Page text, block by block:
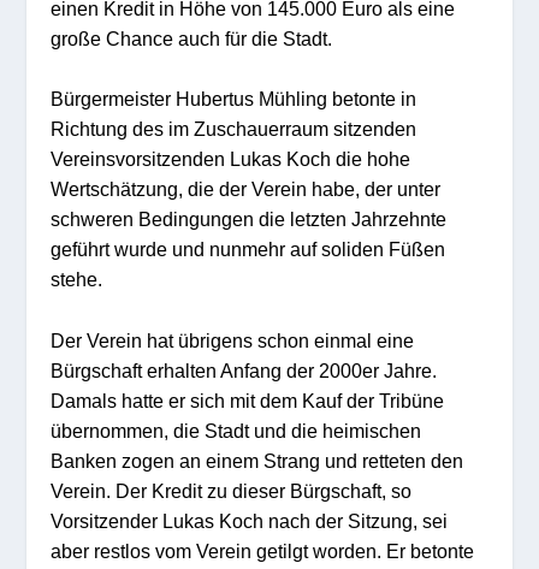
einen Kredit in Höhe von 145.000 Euro als eine
große Chance auch für die Stadt.
Bürgermeister Hubertus Mühling betonte in
Richtung des im Zuschauerraum sitzenden
Vereinsvorsitzenden Lukas Koch die hohe
Wertschätzung, die der Verein habe, der unter
schweren Bedingungen die letzten Jahrzehnte
geführt wurde und nunmehr auf soliden Füßen
stehe.
Der Verein hat übrigens schon einmal eine
Bürgschaft erhalten Anfang der 2000er Jahre.
Damals hatte er sich mit dem Kauf der Tribüne
übernommen, die Stadt und die heimischen
Banken zogen an einem Strang und retteten den
Verein. Der Kredit zu dieser Bürgschaft, so
Vorsitzender Lukas Koch nach der Sitzung, sei
aber restlos vom Verein getilgt worden. Er betonte